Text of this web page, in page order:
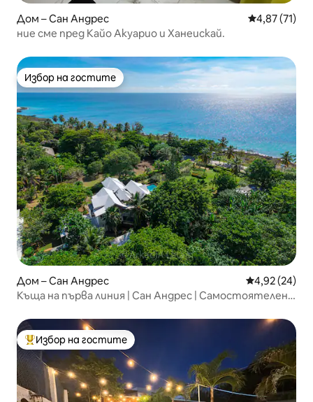
Дом – Сан Андрес Средна
4,87 (71)
ние сме пред Кайо Акуарио и Ханеискай.
Избор на гостите
Избор на гостите
Дом – Сан Андрес Средна
4,92 (24)
Къща на първа линия | Сан Андрес | Самостоятелен
Най-популярен избор на гостите
Избор на гостите